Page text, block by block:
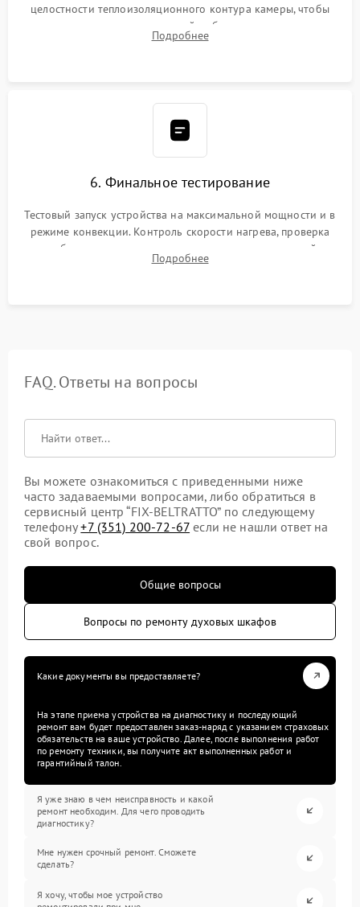
целостности теплоизоляционного контура камеры, чтобы
исключить перегрев кухонной мебели и потерю тепла.
Надежная фиксация клемм и сборка корпуса шкафа.
Подробнее
6. Финальное тестирование
Тестовый запуск устройства на максимальной мощности и в
режиме конвекции. Контроль скорости нагрева, проверка
срабатывания термостата при достижении заданной
температуры и тест на отсутствие утечек тока.
Подробнее
FAQ. Ответы на вопросы
Вы можете ознакомиться с приведенными ниже
часто задаваемыми вопросами, либо обратиться в
сервисный центр “FIX-BELTRATTO” по следующему
телефону+7 (351) 200-72-67 если не нашли ответ на
свой вопрос.
Общие вопросы
Вопросы по ремонту духовых шкафов
Какие документы вы предоставляете?
На этапе приема устройства на диагностику и последующий
ремонт вам будет предоставлен заказ-наряд с указанием страховых
обязательств на ваше устройство. Далее, после выполнения работ
по ремонту техники, вы получите акт выполненных работ и
гарантийный талон.
Я уже знаю в чем неисправность и какой
ремонт необходим. Для чего проводить
диагностику?
Мне нужен срочный ремонт. Сможете
сделать?
Я хочу, чтобы мое устройство